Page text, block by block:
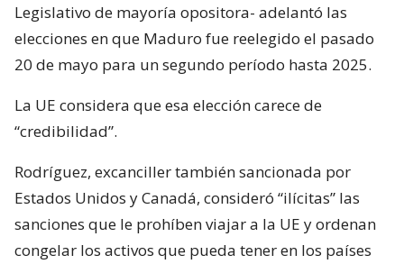
Legislativo de mayoría opositora- adelantó las
elecciones en que Maduro fue reelegido el pasado
20 de mayo para un segundo período hasta 2025.
La UE considera que esa elección carece de
“credibilidad”.
Rodríguez, excanciller también sancionada por
Estados Unidos y Canadá, consideró “ilícitas” las
sanciones que le prohíben viajar a la UE y ordenan
congelar los activos que pueda tener en los países